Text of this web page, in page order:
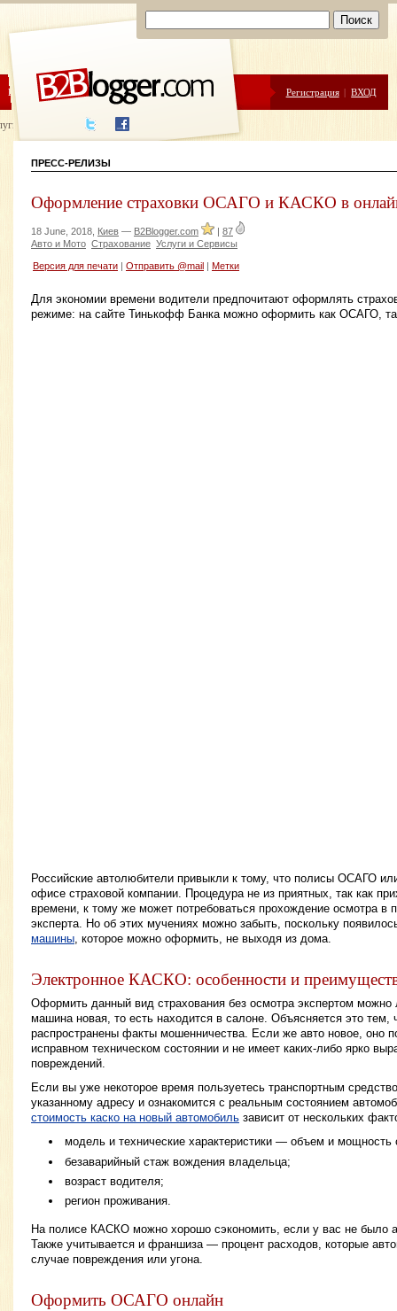
ЦЕНЫ ПОМОЩЬ Регистрация | ВХОД
написания
ПРЕСС-РЕЛИЗЫ
Оформление страховки ОСАГО и КАСКО в
18 June, 2018, Киев — B2Blogger.com | 87
Авто и Мото Страхование Услуги и Сервисы
Версия для печати Отправить @mail Метки
Для экономии времени водители предпочитают оформлять
режиме: на сайте Тинькофф Банка можно оформить как ОСАГО,
Российские автолюбители привыкли к тому, что полисы ОСАГО
офисе страховой компании. Процедура не из приятных, так как
времени, к тому же может потребоваться прохождение осмотра в
эксперта. Но об этих мучениях можно забыть, поскольку
машины , которое можно оформить, не выходя из дома.
Электронное КАСКО: особенности и
Оформить данный вид страхования без осмотра экспертом
машина новая, то есть находится в салоне. Объясняется это тем,
распространены факты мошенничества. Если же авто новое, оно
исправном техническом состоянии и не имеет каких-либо ярко
повреждений.
Если вы уже некоторое время пользуетесь транспортным
указанному адресу и ознакомится с реальным состоянием
стоимость каско на новый автомобиль зависит от нескольких
модель и технические характеристики — объем и мощность
безаварийный стаж вождения владельца;
возраст водителя;
регион проживания.
На полисе КАСКО можно хорошо сэкономить, если у вас не было
Также учитывается и франшиза — процент расходов, которые
случае повреждения или угона.
Оформить ОСАГО онлайн